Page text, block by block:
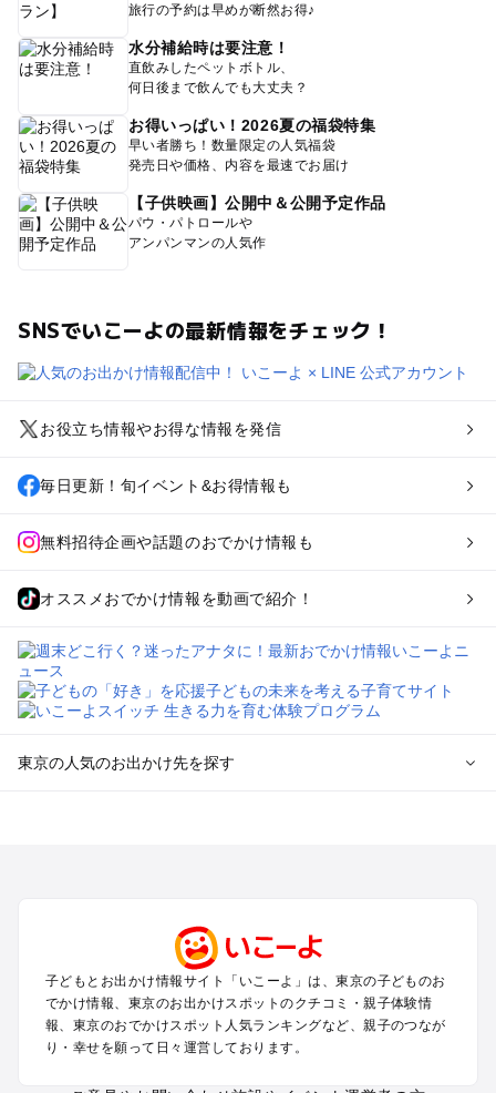
旅行の予約は早めが断然お得♪
水分補給時は要注意！
直飲みしたペットボトル、
何日後まで飲んでも大丈夫？
お得いっぱい！2026夏の福袋特集
早い者勝ち！数量限定の人気福袋
発売日や価格、内容を最速でお届け
【子供映画】公開中＆公開予定作品
パウ・パトロールや
アンパンマンの人気作
SNSでいこーよの最新情報をチェック！
お役立ち情報やお得な情報を発信
毎日更新！旬イベント&お得情報も
無料招待企画や話題のおでかけ情報も
オススメおでかけ情報を動画で紹介！
東京の人気のお出かけ先を探す
町田・相模原・愛川・上野原のプールお出かけ
渋谷・原宿・恵比寿・中目黒・自由が丘のプールお出かけ
池袋・赤羽・王子・巣鴨・目白・石神井のプールお出かけ
新宿・高田馬場・代々木・千駄ヶ谷のプールお出かけ
銀座・丸の内・日本橋・有楽町・築地・月島のプールお出かけ
子どもとお出かけ情報サイト「いこーよ」は、東京の子どものお
でかけ情報、東京のお出かけスポットのクチコミ・親子体験情
報、東京のおでかけスポット人気ランキングなど、親子のつなが
り・幸せを願って日々運営しております。